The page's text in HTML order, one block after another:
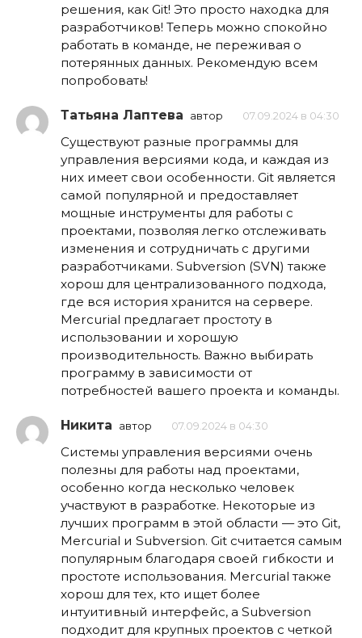
решения, как Git! Это просто находка для
разработчиков! Теперь можно спокойно
работать в команде, не переживая о
потерянных данных. Рекомендую всем
попробовать!
Татьяна Лаптева автор 07.09.2024 в 04:30
Существуют разные программы для
управления версиями кода, и каждая из
них имеет свои особенности. Git является
самой популярной и предоставляет
мощные инструменты для работы с
проектами, позволяя легко отслеживать
изменения и сотрудничать с другими
разработчиками. Subversion (SVN) также
хорош для централизованного подхода,
где вся история хранится на сервере.
Mercurial предлагает простоту в
использовании и хорошую
производительность. Важно выбирать
программу в зависимости от
потребностей вашего проекта и команды.
Никита автор 07.09.2024 в 04:30
Системы управления версиями очень
полезны для работы над проектами,
особенно когда несколько человек
участвуют в разработке. Некоторые из
лучших программ в этой области — это Git,
Mercurial и Subversion. Git считается самым
популярным благодаря своей гибкости и
простоте использования. Mercurial также
хорош для тех, кто ищет более
интуитивный интерфейс, а Subversion
подходит для крупных проектов с четкой